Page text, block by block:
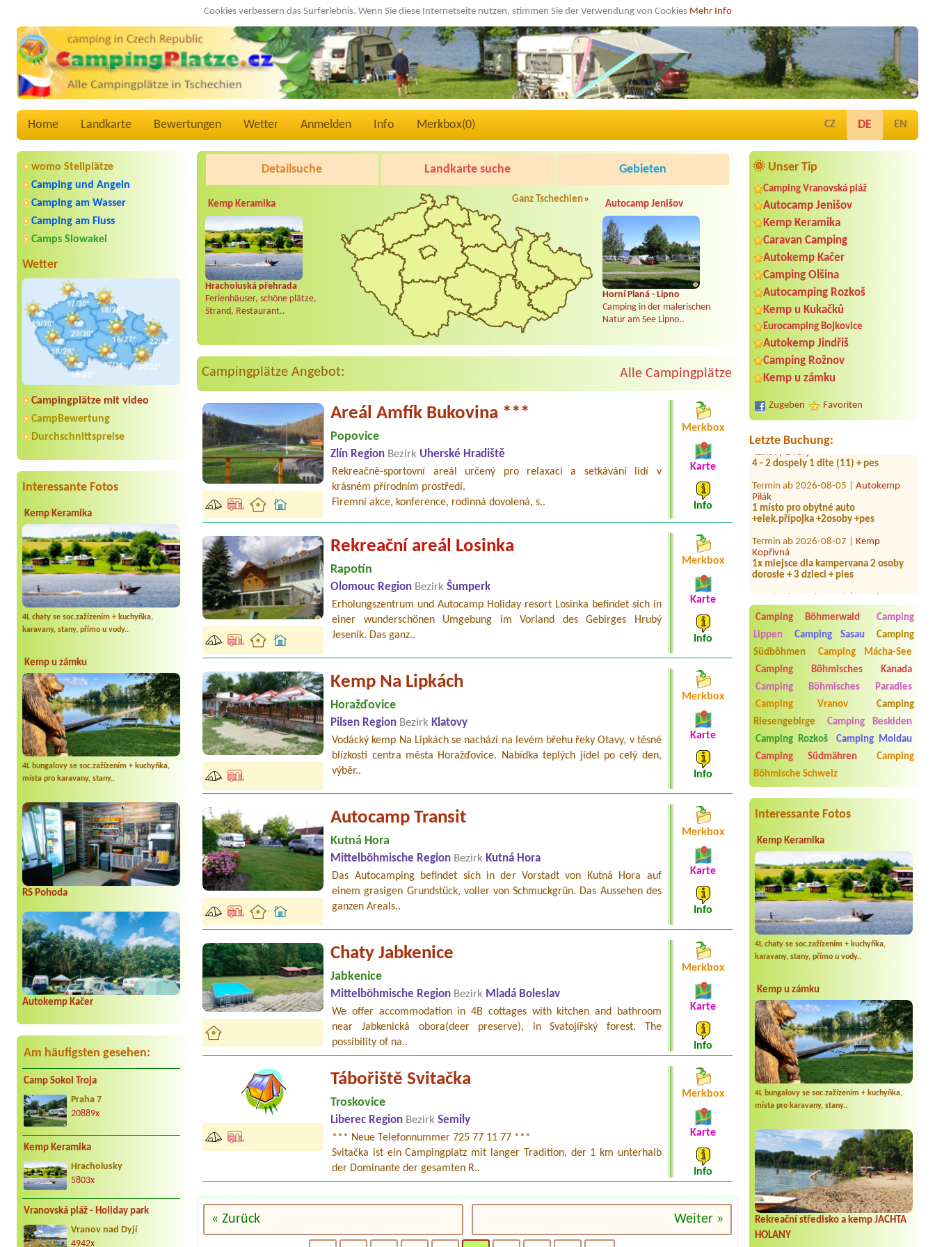
Cookies verbessern das Surferlebnis. Wenn Sie diese Internetseite nutzen, stimmen Sie der Verwendung von Cookies Mehr Info
Home Landkarte Bewertungen Wetter Anmelden Info Merkbox(0) CZ DE EN
womo Stellplätze
Camping und Angeln
Camping am Wasser
Camping am Fluss
Camps Slowakei
Wetter
Campingplätze mit video
CampBewertung
Durchschnittspreise
Interessante Fotos
Kemp Keramika
4L chaty se soc.zažízením + kuchyňka,
karavany, stany, přímo u vody..
Kemp u zámku
4L bungalovy se soc.zažízením + kuchyňka,
místa pro karavany, stany..
RS Pohoda
Autokemp Kačer
Am häufigsten gesehen:
Camp Sokol Troja
Praha 7
20889x
Kemp Keramika
Hracholusky
5803x
Vranovská pláž - Holiday park
Vranov nad Dyjí
4942x
🌞 Unser Tip
Camping Vranovská pláž
Autocamp Jenišov
Kemp Keramika
Caravan Camping
Autokemp Kačer
Camping Olšina
Autocamping Rozkoš
Kemp u Kukačků
Eurocamping Bojkovice
Autokemp Jindřiš
Camping Rožnov
Kemp u zámku
Zugeben Favoriten
Letzte Buchung:
Termin ab 2026-08-06 |
2 stany, 3 lidi
Termin ab 2026-07-24 |
1 místo + přípojka, 2 dospělí + pes
Karlovy Dvory
4 - 2 dospely 1 dite (11) + pes
Pilák
1 místo pro obytné auto
+elek.přípojka +2osoby +pes
Kopřivná
1x miejsce dla kampervana 2 osoby
dorosłe + 3 dzieci + pies
1 místo pro stan +2 osoby
Termin ab 2026-08-01 |AUTO-AQUA-
CYCLO CAMP Ostrožská Nová Ves
Termin ab 2026-07-24 |
Stellplatz
Arkáda
1 x stan ,2x dospělí ,1 x dítě 9let
Termin ab 2026-09-25 | RS Sycherák
Jezero
1 stan, 3 osoby (2 dospělí, jedno dítě
Camping Böhmerwald
Camping
Lippen
Camping Sasau
Camping
Südböhmen
Camping Mácha-See
Camping Böhmisches Kanada
Camping Böhmisches Paradies
Camping Vranov
Camping
Riesengebirge
Camping Beskiden
Camping Rozkoš
Camping Moldau
Camping Südmähren
Camping
Böhmische Schweiz
Interessante Fotos
Kemp Keramika
4L chaty se soc.zažízením + kuchyňka,
karavany, stany, přímo u vody..
Kemp u zámku
4L bungalovy se soc.zažízením + kuchyňka,
místa pro karavany, stany..
Rekreační středisko a kemp JACHTA
HOLANY
Detailsuche Landkarte suche Gebieten
Kemp Keramika
Hracholuská přehrada
Ferienhäuser, schöne plätze,
Strand, Restaurant..
Ganz Tschechien» Autocamp Jenišov
Horní Planá - Lipno
Camping in der malerischen
Natur am See Lipno..
Campingplätze Angebot: Alle Campingplätze
Areál Amfík Bukovina ***
Popovice
Zlín Region Bezirk Uherské Hradiště
Rekreačně-sportovní areál určený pro relaxaci a setkávání lidí v
krásném přírodním prostředí.
Firemní akce, konference, rodinná dovolená, s..
Merkbox
Karte
Info
Rekreační areál Losinka
Rapotín
Olomouc Region Bezirk Šumperk
Erholungszentrum und Autocamp Holiday resort Losinka befindet sich in
einer wunderschönen Umgebung im Vorland des Gebirges Hrubý
Jeseník. Das ganz..
Merkbox
Karte
Info
Kemp Na Lipkách
Horažďovice
Pilsen Region Bezirk Klatovy
Vodácký kemp Na Lipkách se nachází na levém břehu řeky Otavy, v těsné
blízkosti centra města Horažďovice. Nabídka teplých jídel po celý den,
výběr..
Merkbox
Karte
Info
Autocamp Transit
Kutná Hora
Mittelböhmische Region Bezirk Kutná Hora
Das Autocamping befindet sich in der Vorstadt von Kutná Hora auf
einem grasigen Grundstück, voller von Schmuckgrün. Das Aussehen des
ganzen Areals..
Merkbox
Karte
Info
Chaty Jabkenice
Jabkenice
Mittelböhmische Region Bezirk Mladá Boleslav
We offer accommodation in 4B cottages with kitchen and bathroom
near Jabkenická obora(deer preserve), in Svatojířský forest. The
possibility of na..
Merkbox
Karte
Info
Tábořiště Svitačka
Troskovice
Liberec Region Bezirk Semily
*** Neue Telefonnummer 725 77 11 77 ***
Svitačka ist ein Campingplatz mit langer Tradition, der 1 km unterhalb
der Dominante der gesamten R..
Merkbox
Karte
Info
« Zurück Weiter »